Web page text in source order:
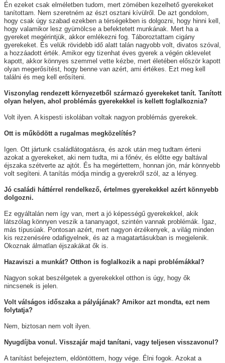
Én ezeket csak elméletben tudom, mert zömében kezelhető gyerekeket
tanítottam. Nem szeretném az észt osztani kívülről. De azt gondolom,
hogy csak úgy szabad ezekben a térségekben is dolgozni, hogy hinni kell,
hogy valamikor lesz gyümölcse a befektetett munkának. Mert ha a
gyereket megérintjük, akkor emlékezni fog. Táboroztattam cigány
gyerekeket. És velük rövidebb idő alatt talán nagyobb volt, divatos szóval,
a hozzáadott érték. Amikor egy tizenhat éves gyerek a végén oklevelet
kapott, akkor könnyes szemmel vette kézbe, mert életében először kapott
olyan megerősítést, hogy benne van azért, ami értékes. Ezt meg kell
találni és meg kell erősíteni.
Viszonylag rendezett környezetből származó gyerekeket tanít. Tanított
olyan helyen, ahol problémás gyerekekkel is kellett foglalkoznia?
Volt ilyen. A kispesti iskolában voltak nagyon problémás gyerekek.
Ott is működött a rugalmas megközelítés?
Igen. Ott jártunk családlátogatásra, és azok után meg tudtam érteni
azokat a gyerekeket, aki nem tudta, mi a főnév, és előtte egy baltával
éjszaka szétverte az ajtót. És ha megértettem, honnan jön, már könnyebb
volt segíteni. A tanítás módja mindig a gyerekről szól, az a lényeg.
Jó családi háttérrel rendelkező, értelmes gyerekekkel azért könnyebb
dolgozni.
Ez egyáltalán nem így van, mert a jó képességű gyerekekkel, akik
látszólag könnyen veszik a tananyagot, szintén vannak problémák. Igaz,
más típusúak. Pontosan azért, mert nagyon érzékenyek, a világ minden
kis rezzenésére odafigyelnek, és az a magatartásukban is megjelenik.
Okoznak álmatlan éjszakákat ők is.
Hazaviszi a munkát? Otthon is foglalkozik a napi problémákkal?
Nagyon sokat beszélgetek a gyerekekkel otthon is úgy, hogy ők
nincsenek is jelen.
Volt válságos időszaka a pályájának? Amikor azt mondta, ezt nem
folytatja?
Nem, biztosan nem volt ilyen.
Nyugdíjba vonul. Visszajár majd tanítani, vagy teljesen visszavonul?
A tanítást befejeztem, eldöntöttem, hogy vége. Élni fogok. Azokat a